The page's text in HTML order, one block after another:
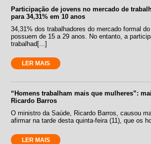
Participação de jovens no mercado de
para 34,31% em 10 anos
34,31% dos trabalhadores do mercado formal
possuem de 15 a 29 anos. No entanto, a
trabalhad[...]
LER MAIS
“Homens trabalham mais que mulheres”:
Ricardo Barros
O ministro da Saúde, Ricardo Barros, causou
afirmar na tarde desta quinta-feira (11), que os
LER MAIS